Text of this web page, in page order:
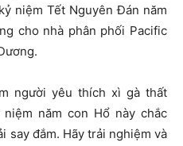
niệm Tết Nguyên Đán năm
cho nhà phân phối Pacific
người yêu thích xì gà thất
năm con Hổ này chắc
say đắm. Hãy trải nghiệm và